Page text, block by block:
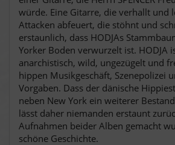
würde. Eine Gitarre, die verhallt und
Attacken abfeuert, die stöhnt und
erstaunlich, dass HODJAs
Yorker Boden verwurzelt ist. HODJA
anarchistisch, wild, ungezügelt und
hippen Musikgeschäft, Szenepolizei
Vorgaben. Dass der dänische
neben New York ein weiterer
lässt daher niemanden erstaunt
Aufnahmen beider Alben gemacht
schöne Geschichte.